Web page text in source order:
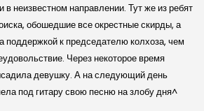
в неизвестном направлении. Тут же из ребят
обошедшие все окрестные скирды, а
поддержкой к председателю колхоза, чем
Через некоторое время
девушку. А на следующий день
под гитару свою песню на злобу дня^